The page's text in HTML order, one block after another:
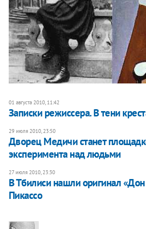
01 августа 2010, 11:42
Записки режиссера. В тени
29 июля 2010, 23:50
Дворец Медичи станет
эксперимента над людьми
27 июля 2010, 23:30
В Тбилиси нашли оригинал
Пикассо